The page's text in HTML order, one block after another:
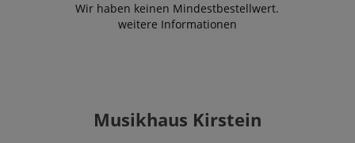
Wir haben keinen Mindestbestellwert.
weitere Informationen
Musikhaus Kirstein